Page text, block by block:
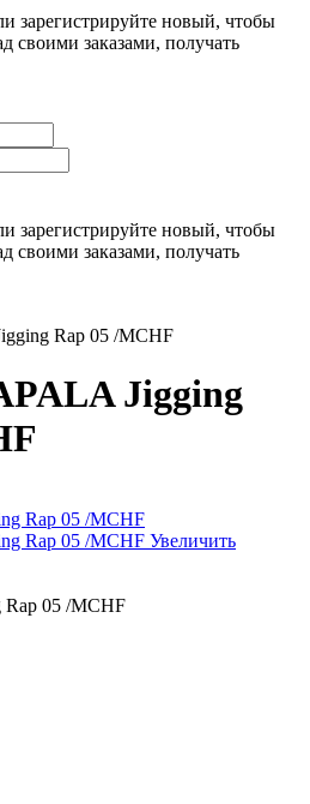
зарегистрируйте новый, чтобы
своими заказами, получать
зарегистрируйте новый, чтобы
своими заказами, получать
Rap 05 /MCHF
Jigging
Увеличить
Rap 05 /MCHF